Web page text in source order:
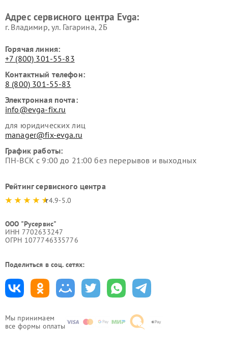
Мы принимаем
все формы оплаты
Адрес сервисного центра Evga:
г. Владимир, ул. Гагарина, 2Б
Горячая линия:
+7 (800) 301-55-83
Контактный телефон:
8 (800) 301-55-83
Электронная почта:
info@evga-fix.ru
для юридических лиц
manager@fix-evga.ru
График работы:
ПН-ВСК с 9:00 до 21:00 без перерывов и выходных
Рейтинг сервисного центра
4.9-5.0
ООО "Русервис"
ИНН 7702633247
ОГРН 1077746335776
Поделиться в соц. сетях: